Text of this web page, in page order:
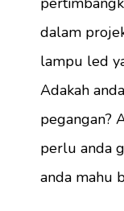
dalam
lampu led
Adakah
pegangan?
perlu anda
anda mahu